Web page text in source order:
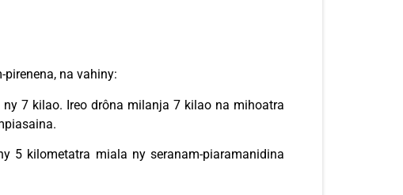
na vahiny:
7 kilao. Ireo drôna milanja 7 kilao na mihoatra
5 kilometatra miala ny seranam-piaramanidina